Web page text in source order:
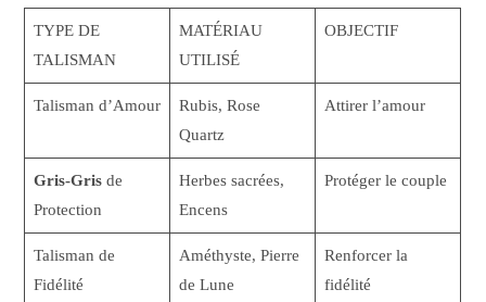
TYPE DE
TALISMAN
MATÉRIAU
UTILISÉ
OBJECTIF
Talisman d’Amour
Rubis, Rose
Quartz
Attirer l’amour
Gris-Grisde
Protection
Herbes sacrées,
Encens
Protéger le couple
Talisman de
Fidélité
Améthyste, Pierre
de Lune
Renforcer la
fidélité